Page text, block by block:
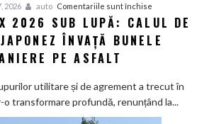
2026 auto Comentariile sunt închise
Isuzu
D-
sub
lupă:
2026 SUB LUPĂ: CALUL DE
ÎNVAȚĂ BUNELE
PE ASFALT
utilitare și de agrement a trecut în
transformare profundă, renunțând la...